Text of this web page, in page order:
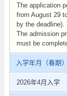
The application
from August 29
by the deadline).
The admission
must be
入学年月（春期）
2026年4月入学